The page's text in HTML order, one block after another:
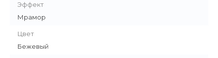
Эффект
Мрамор
Цвет
Бежевый